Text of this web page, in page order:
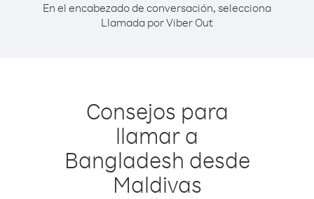
En el encabezado de conversación, selecciona
Llamada por Viber Out
Consejos para
llamar a
Bangladesh desde
Maldivas